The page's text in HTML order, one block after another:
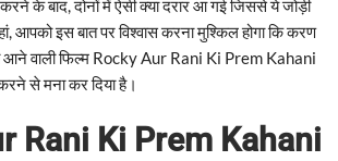
के बाद, दोनों में ऐसी क्या दरार आ गई जिससे ये जोड़ी
आपको इस बात पर विश्वास करना मुश्किल होगा कि करण
आने वाली फिल्म Rocky Aur Rani Ki Prem Kahani
से मना कर दिया है।
Rani Ki Prem Kahani